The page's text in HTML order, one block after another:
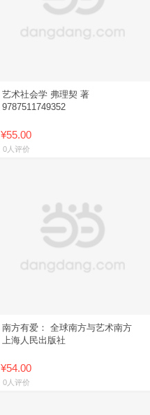
艺术社会学 弗理契 著
9787511749352
¥55.00
0人评价
南方有爱： 全球南方与艺术南方
上海人民出版社
¥54.00
0人评价